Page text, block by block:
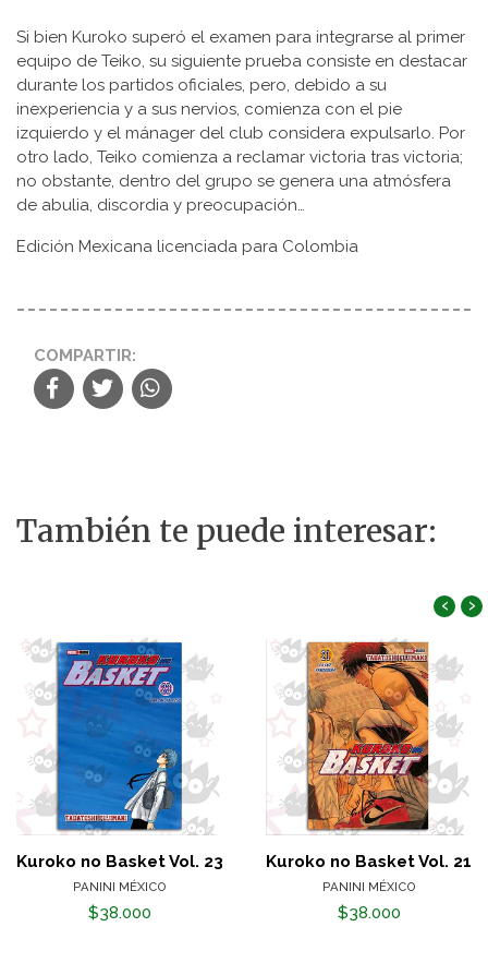
Si bien Kuroko superó el examen para integrarse al primer
equipo de Teiko, su siguiente prueba consiste en destacar
durante los partidos oficiales, pero, debido a su
inexperiencia y a sus nervios, comienza con el pie
izquierdo y el mánager del club considera expulsarlo. Por
otro lado, Teiko comienza a reclamar victoria tras victoria;
no obstante, dentro del grupo se genera una atmósfera
de abulia, discordia y preocupación…
Edición Mexicana licenciada para Colombia
COMPARTIR:
También te puede interesar:
Kuroko no Basket Vol. 23
PANINI MÉXICO
$38.000
Kuroko no Basket Vol. 21
PANINI MÉXICO
$38.000
‹ ›